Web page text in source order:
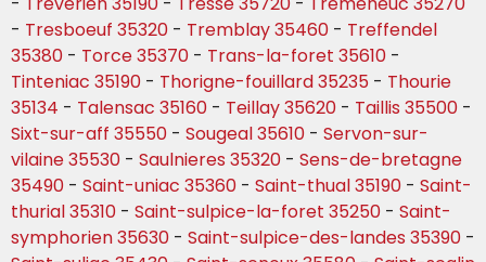
- Tresboeuf 35320 - Tremblay 35460 - Treffendel
35380 - Torce 35370 - Trans-la-foret 35610 -
Tinteniac 35190 - Thorigne-fouillard 35235 - Thourie
35134 - Talensac 35160 - Teillay 35620 - Taillis 35500 -
Sixt-sur-aff 35550 - Sougeal 35610 - Servon-sur-
vilaine 35530 - Saulnieres 35320 - Sens-de-bretagne
35490 - Saint-uniac 35360 - Saint-thual 35190 - Saint-
thurial 35310 - Saint-sulpice-la-foret 35250 - Saint-
symphorien 35630 - Saint-sulpice-des-landes 35390 -